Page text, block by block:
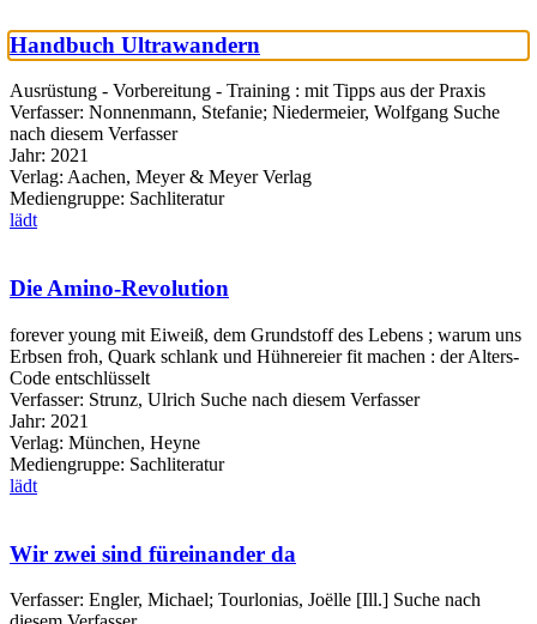
Handbuch Ultrawandern
Ausrüstung - Vorbereitung - Training : mit Tipps aus der Praxis
Verfasser: Nonnenmann, Stefanie; Niedermeier, Wolfgang Suche
nach diesem Verfasser
Jahr: 2021
Verlag: Aachen, Meyer & Meyer Verlag
Mediengruppe: Sachliteratur
lädt
Die Amino-Revolution
forever young mit Eiweiß, dem Grundstoff des Lebens ; warum uns
Erbsen froh, Quark schlank und Hühnereier fit machen : der Alters-
Code entschlüsselt
Verfasser: Strunz, Ulrich Suche nach diesem Verfasser
Jahr: 2021
Verlag: München, Heyne
Mediengruppe: Sachliteratur
lädt
Wir zwei sind füreinander da
Verfasser: Engler, Michael; Tourlonias, Joëlle [Ill.] Suche nach